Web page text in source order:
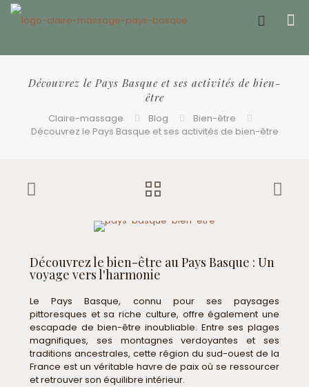
Découvrez le Pays Basque et ses activités de bien-
être
Claire-massage Blog
Bien-être
Découvrez le Pays Basque et ses activités de bien-être
Découvrez le bien-être au Pays Basque : Un
voyage vers l'harmonie
Le Pays Basque, connu pour ses paysages
pittoresques et sa riche culture, offre également une
escapade de bien-être inoubliable. Entre ses plages
magnifiques, ses montagnes verdoyantes et ses
traditions ancestrales, cette région du sud-ouest de la
France est un véritable havre de paix où se ressourcer
et retrouver son équilibre intérieur.
Offrir un bon cadeau ❤️